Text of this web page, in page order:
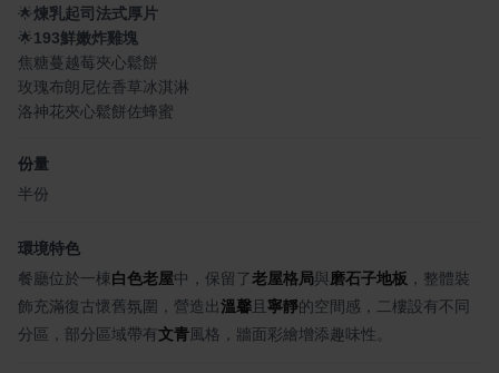
🌟煉乳起司法式厚片
🌟193鮮嫩炸雞塊
焦糖蔓越莓夾心鬆餅
玫瑰布朗尼佐香草冰淇淋
洛神花夾心鬆餅佐蜂蜜
份量
半份
環境特色
餐廳位於一棟白色老屋中，保留了老屋格局與 磨石子地板 ，整體裝
飾充滿復古懷舊氛圍，營造出溫馨 且 寧靜的空間感，二樓設有不同
分區，部分區域帶有文青風格，牆面彩繪增添趣味性。